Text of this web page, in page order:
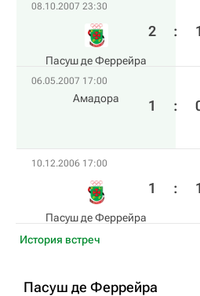
08.10.2007 23:30
Пасуш де Феррейра
2 : 1
06.05.2007 17:00
Амадора 1 :
10.12.2006 17:00
Пасуш де Феррейра
1 : 1
История встреч
Пасуш де Феррейра